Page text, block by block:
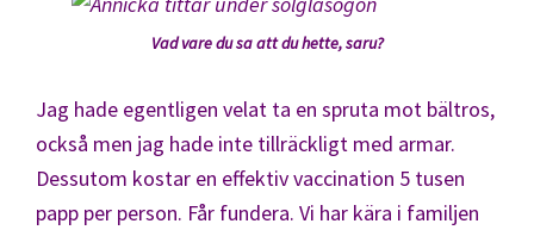
Vad vare du sa att du hette, saru?
Jag hade egentligen velat ta en spruta mot bältros,
också men jag hade inte tillräckligt med armar.
Dessutom kostar en effektiv vaccination 5 tusen
papp per person. Får fundera. Vi har kära i familjen